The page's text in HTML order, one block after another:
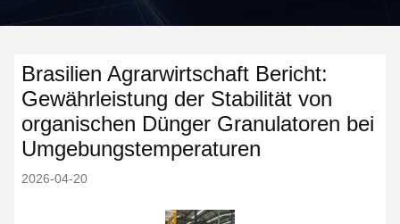
Brasilien Agrarwirtschaft Bericht:
Gewährleistung der Stabilität von
organischen Dünger Granulatoren bei
Umgebungstemperaturen
2026-04-20